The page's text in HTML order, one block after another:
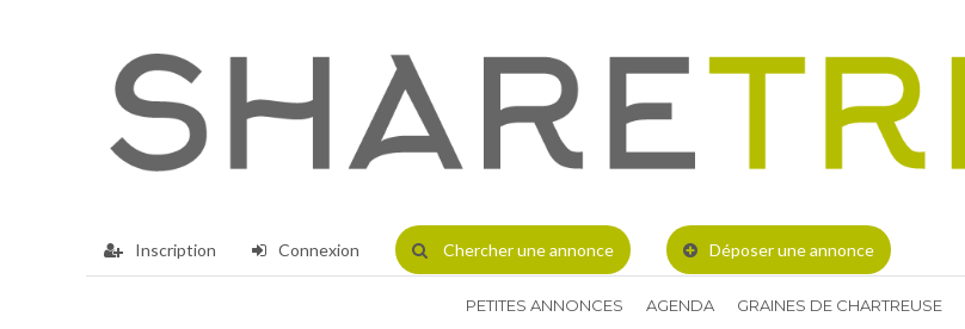
Inscription Connexion Chercherune annonce Déposer une annonce
PETITES ANNONCES AGENDA GRAINES DE CHARTREUSE